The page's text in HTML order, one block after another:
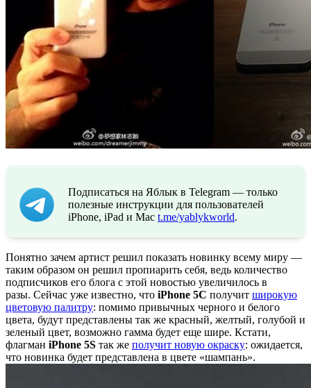
Подписаться на Яблык в Telegram — только
полезные инструкции для пользователей
iPhone, iPad и Mac t.me/yablykworld.
Понятно зачем артист решил показать новинку всему миру —
таким образом он решил пропиарить себя, ведь количество
подписчиков его блога с этой новостью увеличилось в
разы. Сейчас уже известно, что iPhone 5C получит широкую
цветовую палитру: помимо привычных черного и белого
цвета, будут представлены так же красный, желтый, голубой и
зеленый цвет, возможно гамма будет еще шире. Кстати,
флагман iPhone 5S так же получит новую окраску: ожидается,
что новинка будет представлена в цвете «шампань».